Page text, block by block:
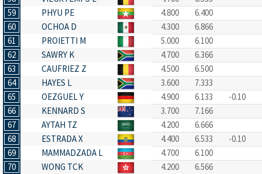
59
PHYU PE 4.800
6.400
60
OCHOA D 4.300
6.866
61
PROIETTI M 5.000
6.100
62
SAWRY K 4.700
6.366
63
CAUFRIEZ Z 4.500
6.500
64
HAYES L 3.600
7.333
65
OEZGUEL Y 4.900 6.133
-0.10
66
KENNARD S 3.700
7.166
67
AYTAH TZ 4.200
6.666
68
ESTRADA X 4.400 6.533
-0.10
69
MAMMADZADA L 4.700
6.100
70
WONG TCK 4.200
6.566